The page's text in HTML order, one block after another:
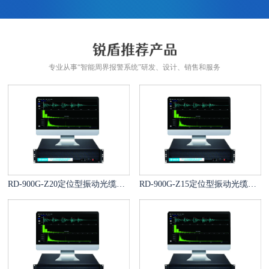
专业从事“智能周界报警系统”研发、设计、销售和服务
RD-900G-Z20定位型振动光缆报警系统 RD-900G-Z15定位型振动光缆报警系统